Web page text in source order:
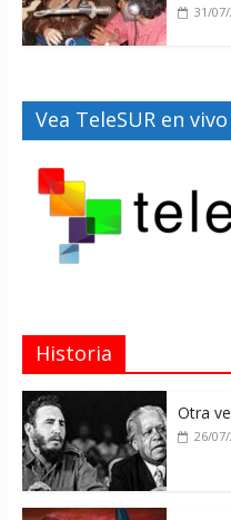
31/
Vea TeleSUR en vivo
Historia
Otra
26/